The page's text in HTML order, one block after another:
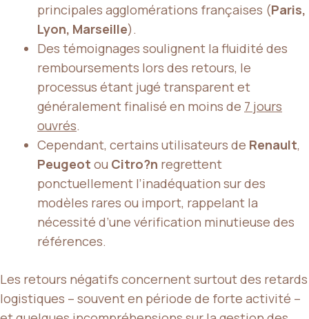
principales agglomérations françaises (Paris,
Lyon, Marseille).
Des témoignages soulignent la fluidité des
remboursements lors des retours, le
processus étant jugé transparent et
généralement finalisé en moins de 7 jours
ouvrés.
Cependant, certains utilisateurs de Renault,
Peugeot ou Citro?n regrettent
ponctuellement l’inadéquation sur des
modèles rares ou import, rappelant la
nécessité d’une vérification minutieuse des
références.
Les retours négatifs concernent surtout des retards
logistiques – souvent en période de forte activité –